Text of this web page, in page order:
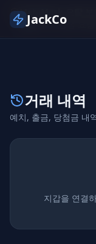
MetaMask 오탐 보
콜입니다. 정정 요청
JackCo
거래 내역
예치, 출금, 당첨금 내
지갑을 연결